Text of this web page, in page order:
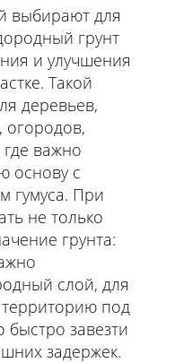
выбирают для
грунт
и улучшения
Такой
деревьев,
огородов,
где важно
основу с
гумуса. При
не только
грунта:
слой, для
территорию под
быстро завезти
задержек.